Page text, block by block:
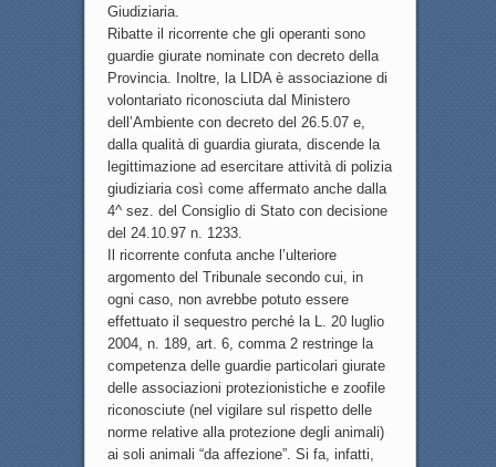
Giudiziaria.
Ribatte il ricorrente che gli operanti sono
guardie giurate nominate con decreto della
Provincia. Inoltre, la LIDA è associazione di
volontariato riconosciuta dal Ministero
dell’Ambiente con decreto del 26.5.07 e,
dalla qualità di guardia giurata, discende la
legittimazione ad esercitare attività di polizia
giudiziaria così come affermato anche dalla
4^ sez. del Consiglio di Stato con decisione
del 24.10.97 n. 1233.
Il ricorrente confuta anche l’ulteriore
argomento del Tribunale secondo cui, in
ogni caso, non avrebbe potuto essere
effettuato il sequestro perché la L. 20 luglio
2004, n. 189, art. 6, comma 2 restringe la
competenza delle guardie particolari giurate
delle associazioni protezionistiche e zoofile
riconosciute (nel vigilare sul rispetto delle
norme relative alla protezione degli animali)
ai soli animali “da affezione”. Si fa, infatti,